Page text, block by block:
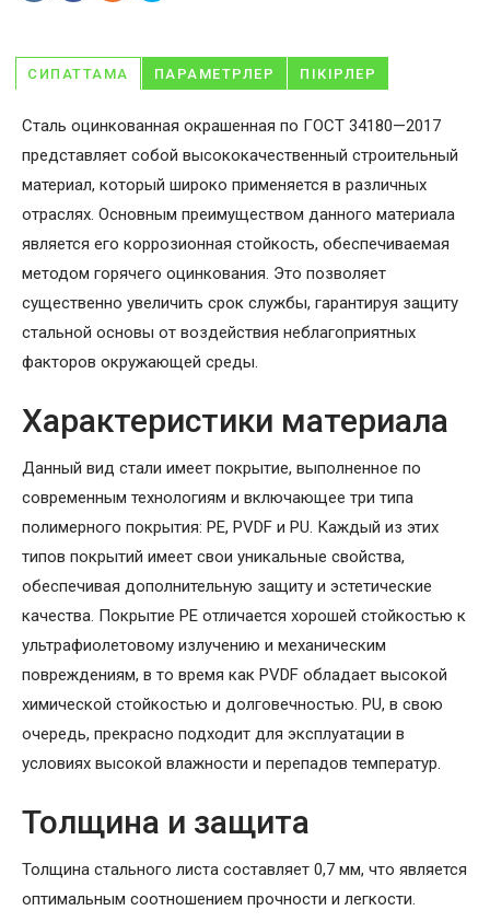
СИПАТТАМА ПАРАМЕТРЛЕР ПІКІРЛЕР
Сталь оцинкованная окрашенная по ГОСТ 34180—2017
представляет собой высококачественный строительный
материал, который широко применяется в различных
отраслях. Основным преимуществом данного материала
является его коррозионная стойкость, обеспечиваемая
методом горячего оцинкования. Это позволяет
существенно увеличить срок службы, гарантируя защиту
стальной основы от воздействия неблагоприятных
факторов окружающей среды.
Характеристики материала
Данный вид стали имеет покрытие, выполненное по
современным технологиям и включающее три типа
полимерного покрытия: PE, PVDF и PU. Каждый из этих
типов покрытий имеет свои уникальные свойства,
обеспечивая дополнительную защиту и эстетические
качества. Покрытие PE отличается хорошей стойкостью к
ультрафиолетовому излучению и механическим
повреждениям, в то время как PVDF обладает высокой
химической стойкостью и долговечностью. PU, в свою
очередь, прекрасно подходит для эксплуатации в
условиях высокой влажности и перепадов температур.
Толщина и защита
Толщина стального листа составляет 0,7 мм, что является
оптимальным соотношением прочности и легкости.